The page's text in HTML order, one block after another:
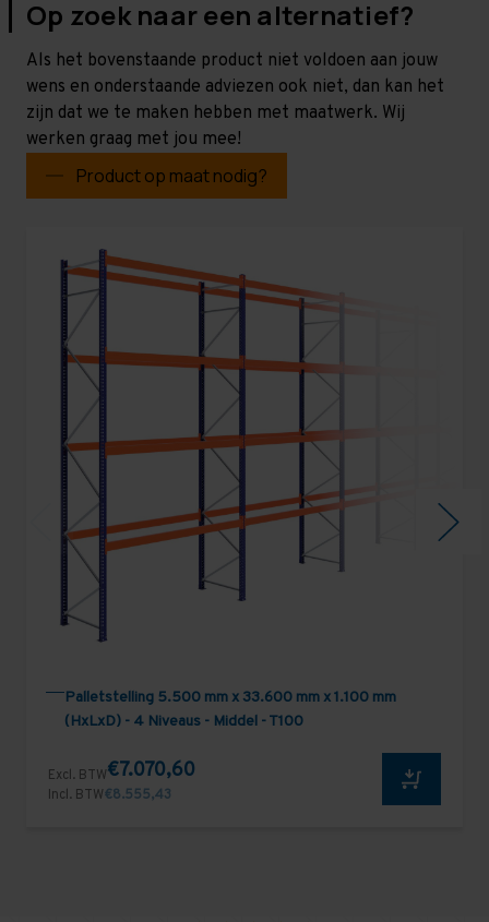
Op zoek naar een alternatief?
Als het bovenstaande product niet voldoen aan jouw
wens en onderstaande adviezen ook niet, dan kan het
zijn dat we te maken hebben met maatwerk. Wij
werken graag met jou mee!
Product op maat nodig?
Palletstelling 5.500 mm x 33.600 mm x 1.100 mm
(HxLxD) - 4 Niveaus - Middel - T100
Excl. BTW€7.070,60
Incl. BTW€8.555,43